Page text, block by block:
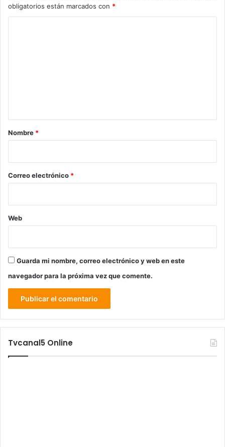
obligatorios están marcados con *
r
*
Nombre *
Correo electrónico *
Web
Guarda mi nombre, correo electrónico y web en este
navegador para la próxima vez que comente.
Tvcanal5 Online